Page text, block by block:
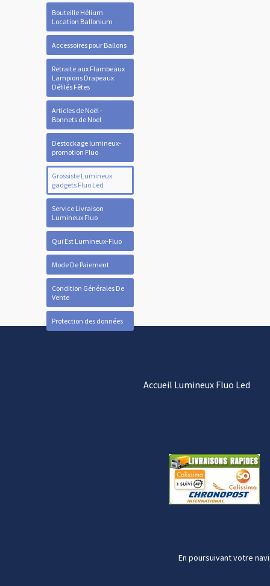
Bouteille Hélium
Location Ballonium
Accessoires pour Ballons
Retraite aux Flambeaux
Lampions Drapeaux
Défilés Fêtes
Articles de Noël -
Bonnets de Noel
Destockage lumineux-
promotion Fluo
Grossiste Lumineux
gadgets Fluo Led
Service Livraison
Lumineux Fluo
Qui Est Lumineux-Fluo
Mode De Paiement
Condition Générales De
Vente
Protection des données
Accueil Lumineux Fluo Led
En poursuivant votre